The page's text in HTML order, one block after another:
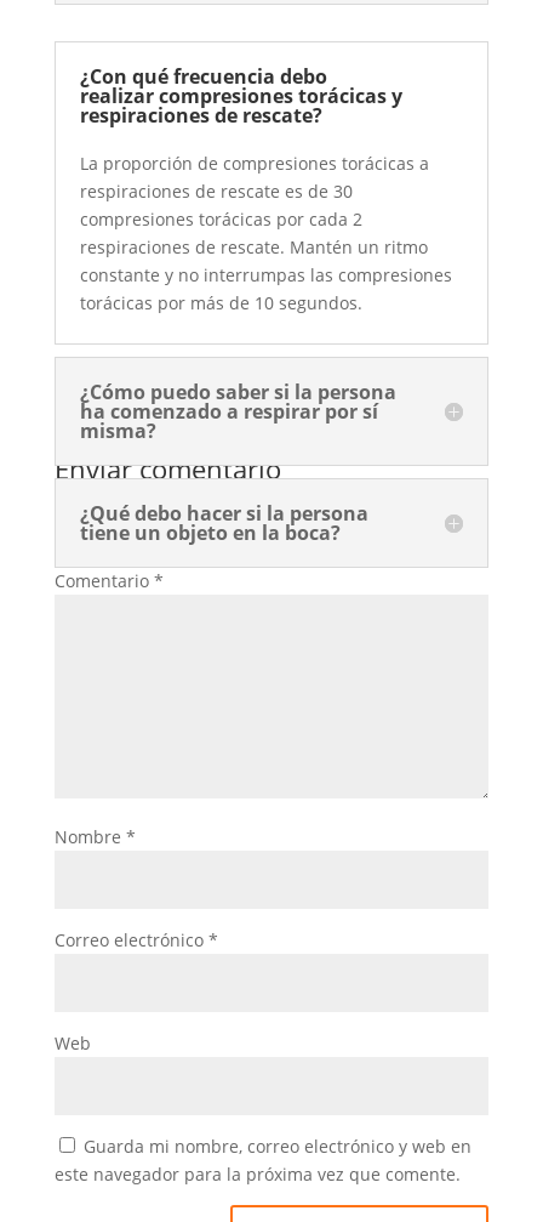
¿Con qué frecuencia debo
realizar compresiones torácicas y
respiraciones de rescate?
La proporción de compresiones torácicas a
respiraciones de rescate es de 30
compresiones torácicas por cada 2
respiraciones de rescate. Mantén un ritmo
constante y no interrumpas las compresiones
torácicas por más de 10 segundos.
¿Cómo puedo saber si la persona
ha comenzado a respirar por sí
misma?
¿Qué debo hacer si la persona
tiene un objeto en la boca?
Enviar comentario
Tu dirección de correo electrónico no será publicada.
Los campos obligatorios están marcados con
Comentario *
Nombre *
Correo electrónico *
Web
Guarda mi nombre, correo electrónico y web en
este navegador para la próxima vez que comente.